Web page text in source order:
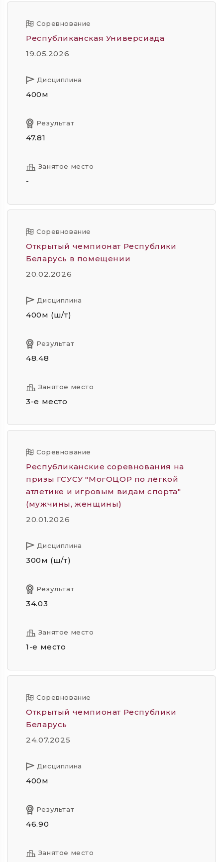
Соревнование
Республиканская Универсиада
19.05.2026
Дисциплина
400м
Результат
47.81
Занятое место
-
Соревнование
Открытый чемпионат Республики
Беларусь в помещении
20.02.2026
Дисциплина
400м (ш/т)
Результат
48.48
Занятое место
3-е место
Соревнование
Республиканские соревнования на
призы ГСУСУ "МогОЦОР по лёгкой
атлетике и игровым видам спорта"
(мужчины, женщины)
20.01.2026
Дисциплина
300м (ш/т)
Результат
34.03
Занятое место
1-е место
Соревнование
Открытый чемпионат Республики
Беларусь
24.07.2025
Дисциплина
400м
Результат
46.90
Занятое место